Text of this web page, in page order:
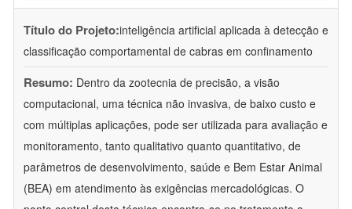
Título do Projeto:inteligência artificial aplicada à detecção e
classificação comportamental de cabras em confinamento
Resumo: Dentro da zootecnia de precisão, a visão
computacional, uma técnica não invasiva, de baixo custo e
com múltiplas aplicações, pode ser utilizada para avaliação e
monitoramento, tanto qualitativo quanto quantitativo, de
parâmetros de desenvolvimento, saúde e Bem Estar Animal
(BEA) em atendimento às exigências mercadológicas. O